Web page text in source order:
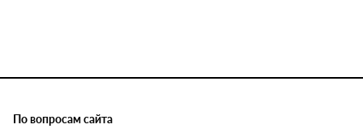
По вопросам сайта